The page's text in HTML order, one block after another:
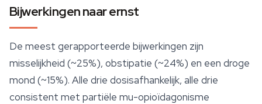
Bijwerkingen naar ernst
De meest gerapporteerde bijwerkingen zijn
misselijkheid (~25%), obstipatie (~24%) en een droge
mond (~15%). Alle drie dosisafhankelijk, alle drie
consistent met partiële mu-opioïdagonisme